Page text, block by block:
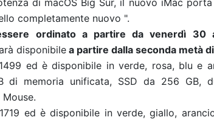
di macOS Big Sur, il nuovo iMac
completamente nuovo ".
ordinato a partire da venerdì 30
disponibile a partire dalla seconda metà
ed è disponibile in verde, rosa, blu e
memoria unificata, SSD da 256 GB,
ed è disponibile in verde, giallo,